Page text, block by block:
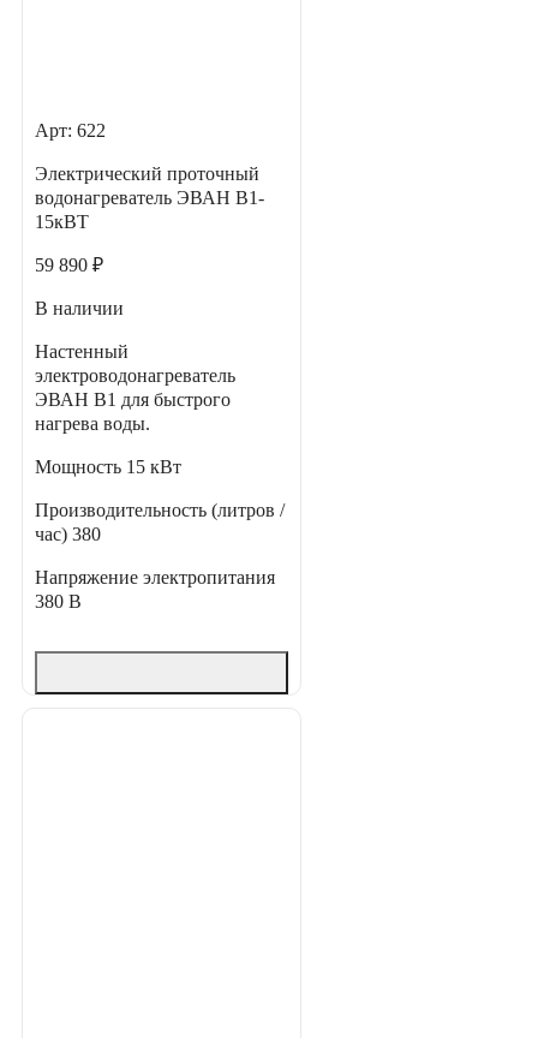
Арт: 622
Электрический проточный
водонагреватель ЭВАН В1-
15кВТ
59 890 ₽
В наличии
Настенный
электроводонагреватель
ЭВАН В1 для быстрого
нагрева воды.
Мощность 15 кВт
Производительность (литров /
час) 380
Напряжение электропитания
380 В